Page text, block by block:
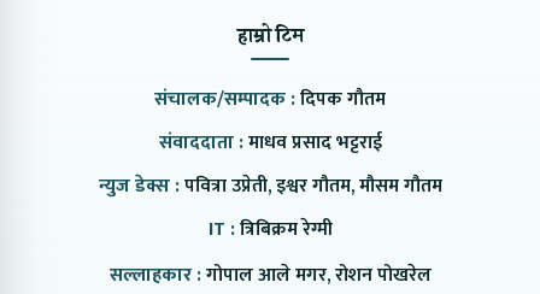
हाम्रो टिम
संचालक/सम्पादक :दिपक गौतम
संवाददाता :माधव प्रसाद भट्टराई
न्युज डेक्स :पवित्रा उप्रेती, इश्वर गौतम, मौसम गौतम
IT :त्रिबिक्रम रेग्मी
सल्लाहकार :गोपाल आले मगर, रोशन पोखरेल